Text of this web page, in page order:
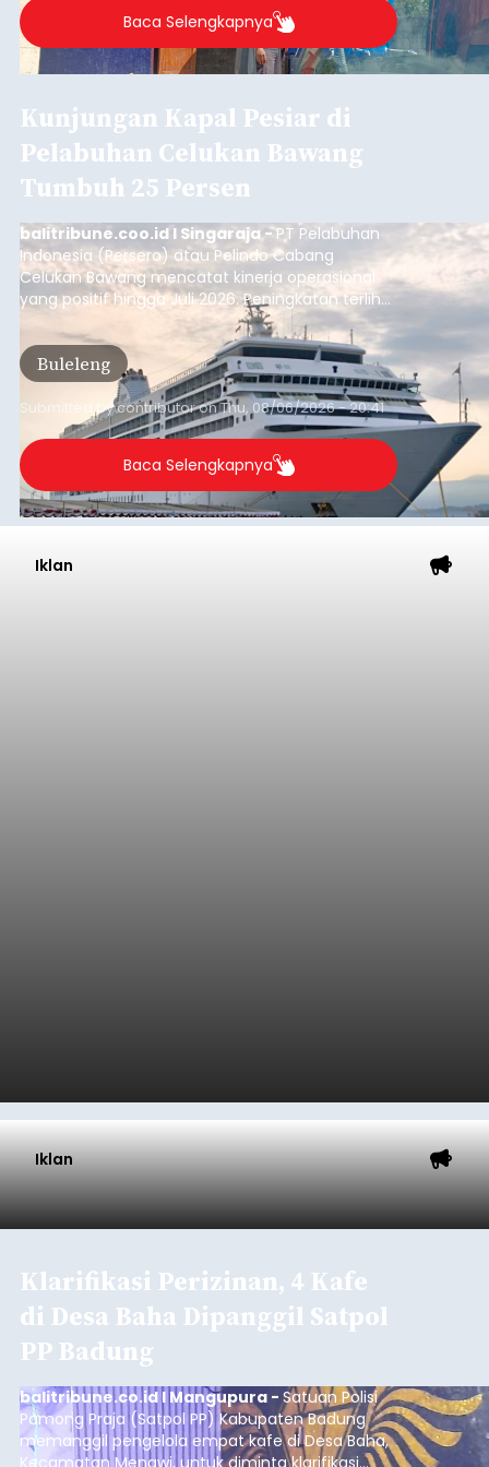
Baca Selengkapnya
Kunjungan Kapal Pesiar di
Pelabuhan Celukan Bawang
Tumbuh 25 Persen
balitribune.coo.id I Singaraja -PT Pelabuhan
Indonesia (Persero) atau Pelindo Cabang
Celukan Bawang mencatat kinerja operasional
yang positif hingga Juli 2026. Peningkatan terlihat
dari arus kapal yang mencapai 1,48 juta Gross
Tonnage (GT), atau tumbuh 12,4 persen
dibandingkan periode yang sama tahun lalu
yang tercatat sebesar 1,32 juta GT.
Buleleng
Submitted bycontributoronThu, 08/06/2026 - 20:41
Baca Selengkapnya
Iklan
Iklan
Klarifikasi Perizinan, 4 Kafe
di Desa Baha Dipanggil Satpol
PP Badung
balitribune.co.id I Mangupura - Satuan Polisi
Pamong Praja (Satpol PP) Kabupaten Badung
memanggil pengelola empat kafe di Desa Baha,